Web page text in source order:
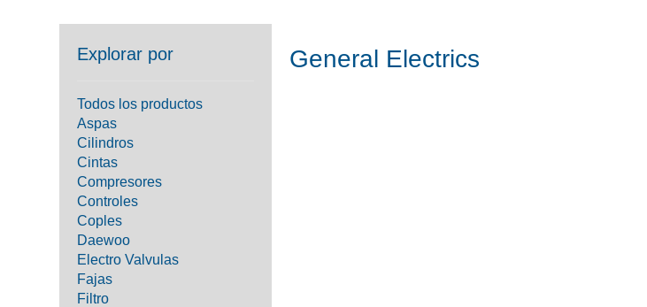
Explorar por
Todos los productos
Aspas
Cilindros
Cintas
Compresores
Controles
Coples
Daewoo
Electro Valvulas
Fajas
Filtro
General Electrics